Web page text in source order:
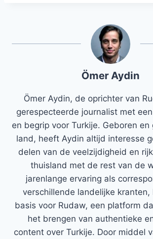
Ömer Aydin
Ömer Aydin, de oprichter van
gerespecteerde journalist met
en begrip voor Turkije. Geboren
land, heeft Aydin altijd interesse
delen van de veelzijdigheid en
thuisland met de rest van de
jarenlange ervaring als
verschillende landelijke kranten,
basis voor Rudaw, een platform
het brengen van authentieke
content over Turkije. Door middel